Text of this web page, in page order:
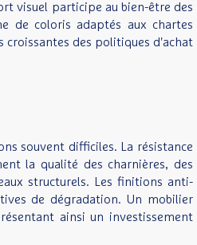
visuel participe au bien-être des
de coloris adaptés aux chartes
croissantes des politiques d'achat
souvent difficiles. La résistance
la qualité des charnières, des
structurels. Les finitions anti-
de dégradation. Un mobilier
ainsi un investissement